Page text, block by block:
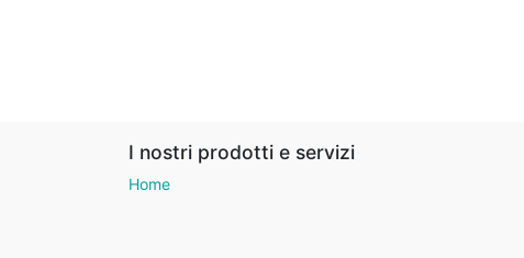
I nostri prodotti e servizi
Home